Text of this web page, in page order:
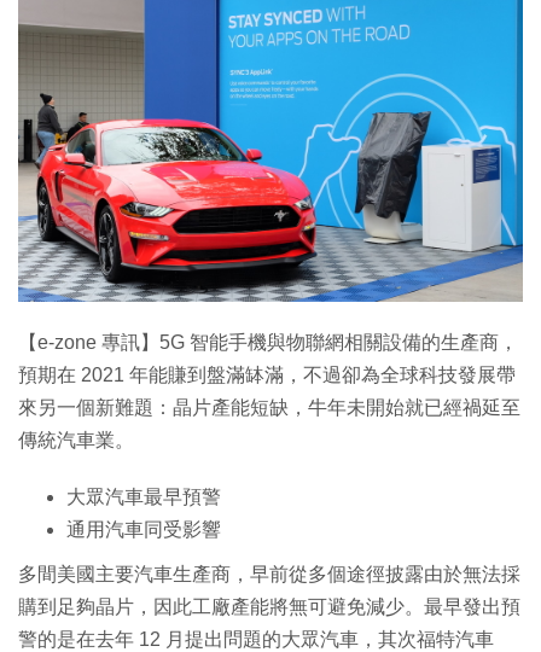
【e-zone 專訊】5G 智能手機與物聯網相關設備的生產商，
預期在 2021 年能賺到盤滿缽滿，不過卻為全球科技發展帶
來另一個新難題：晶片產能短缺，牛年未開始就已經禍延至
傳統汽車業。
大眾汽車最早預警
通用汽車同受影響
多間美國主要汽車生產商，早前從多個途徑披露由於無法採
購到足夠晶片，因此工廠產能將無可避免減少。最早發出預
警的是在去年 12 月提出問題的大眾汽車，其次福特汽車